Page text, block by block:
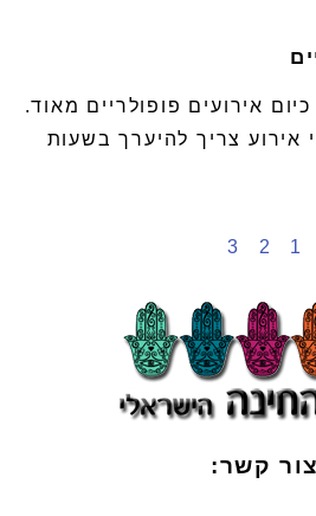
אירועים פופולריים מאוד.
אירוע צריך להיערך בשעות
1
2
3
צור קשר: